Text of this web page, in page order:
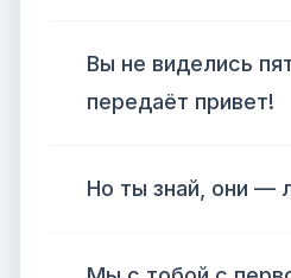
Вы не виделись
передаёт привет!
Но ты знай, они —